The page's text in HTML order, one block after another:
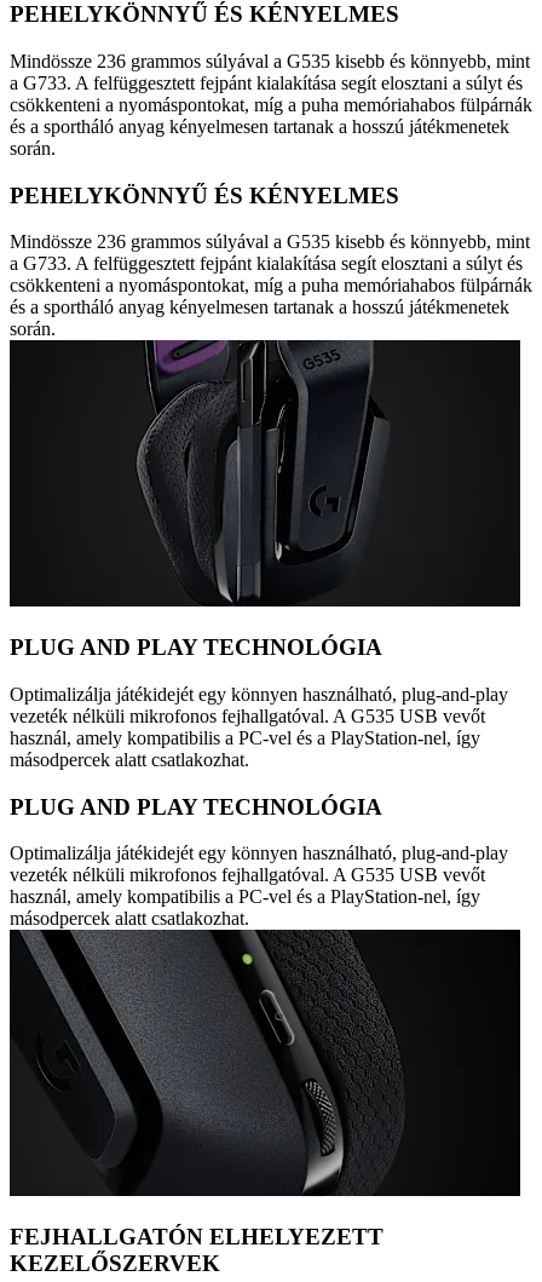
PEHELYKÖNNYŰ ÉS KÉNYELMES
Mindössze 236 grammos súlyával a G535 kisebb és könnyebb, mint
a G733. A felfüggesztett fejpánt kialakítása segít elosztani a súlyt és
csökkenteni a nyomáspontokat, míg a puha memóriahabos fülpárnák
és a sportháló anyag kényelmesen tartanak a hosszú játékmenetek
során.
PEHELYKÖNNYŰ ÉS KÉNYELMES
Mindössze 236 grammos súlyával a G535 kisebb és könnyebb, mint
a G733. A felfüggesztett fejpánt kialakítása segít elosztani a súlyt és
csökkenteni a nyomáspontokat, míg a puha memóriahabos fülpárnák
és a sportháló anyag kényelmesen tartanak a hosszú játékmenetek
során.
PLUG AND PLAY TECHNOLÓGIA
Optimalizálja játékidejét egy könnyen használható, plug-and-play
vezeték nélküli mikrofonos fejhallgatóval. A G535 USB vevőt
használ, amely kompatibilis a PC-vel és a PlayStation-nel, így
másodpercek alatt csatlakozhat.
PLUG AND PLAY TECHNOLÓGIA
Optimalizálja játékidejét egy könnyen használható, plug-and-play
vezeték nélküli mikrofonos fejhallgatóval. A G535 USB vevőt
használ, amely kompatibilis a PC-vel és a PlayStation-nel, így
másodpercek alatt csatlakozhat.
FEJHALLGATÓN ELHELYEZETT
KEZELŐSZERVEK